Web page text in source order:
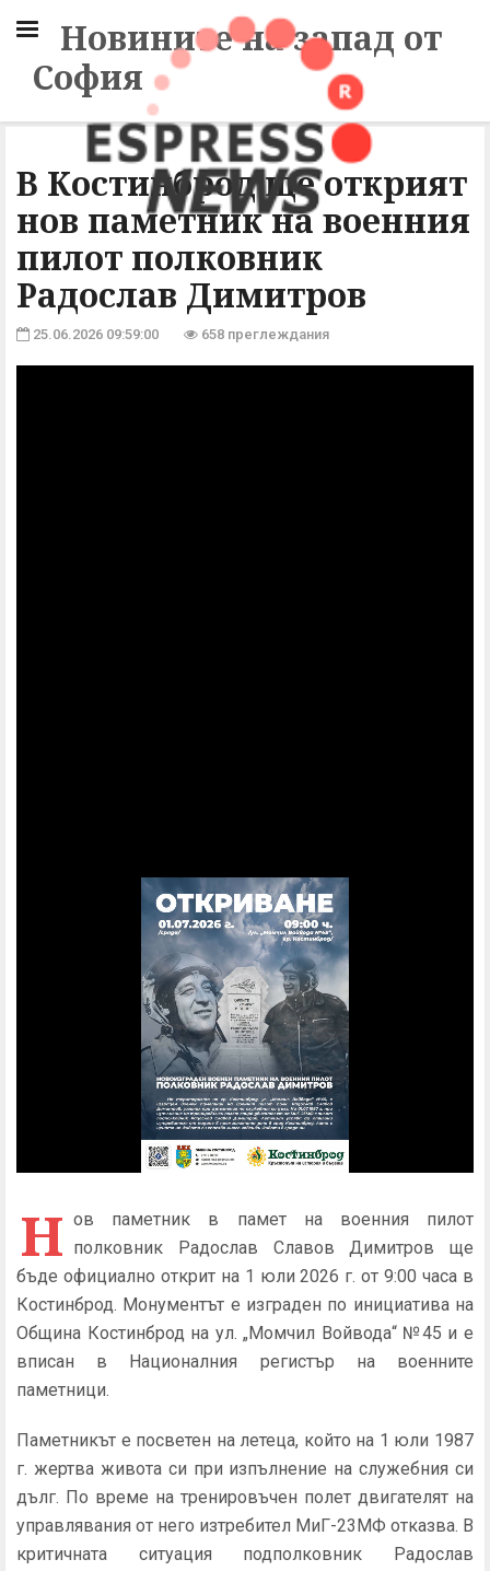
Новините на запад от
София
В Костинброд ще открият
нов паметник на военния
пилот полковник
Радослав Димитров
25.06.2026 09:59:00 658 преглеждания
Н ов паметник в памет на военния пилот
полковник Радослав Славов Димитров ще
бъде официално открит на 1 юли 2026 г. от 9:00 часа в
Костинброд. Монументът е изграден по инициатива на
Община Костинброд на ул. „Момчил Войвода“ №45 и е
вписан в Националния регистър на военните
паметници.
Паметникът е посветен на летеца, който на 1 юли 1987
г. жертва живота си при изпълнение на служебния си
дълг. По време на тренировъчен полет двигателят на
управлявания от него изтребител МиГ-23МФ отказва. В
критичната ситуация подполковник Радослав